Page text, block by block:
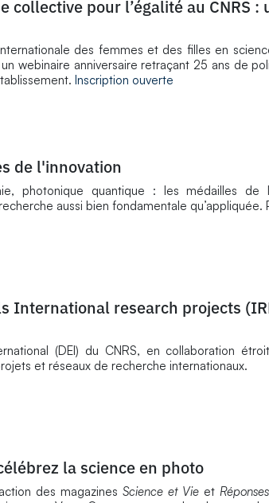
collective pour l’égalité au CNRS
des femmes et des filles en
webinaire anniversaire retraçant 25 ans de
Inscription ouverte
de l'innovation
photonique quantique : les médailles de
aussi bien fondamentale qu’appliquée.
International research projects
(DEI) du CNRS, en collaboration
et réseaux de recherche internationaux.
la science en photo
des magazines Science et Vie et